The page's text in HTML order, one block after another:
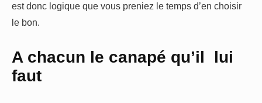
est donc logique que vous preniez le temps d’en choisir
le bon.
A chacun le canapé qu’il lui
faut